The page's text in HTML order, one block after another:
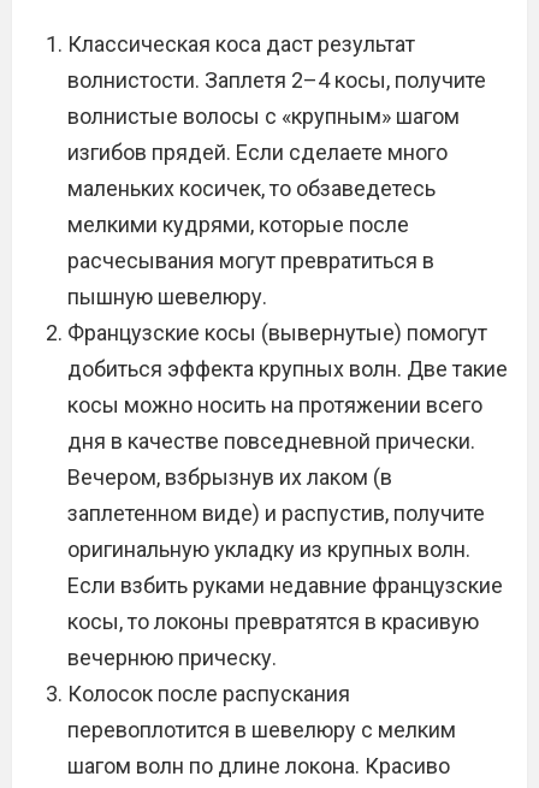
Классическая коса даст результат
волнистости. Заплетя 2–4 косы, получите
волнистые волосы с «крупным» шагом
изгибов прядей. Если сделаете много
маленьких косичек, то обзаведетесь
мелкими кудрями, которые после
расчесывания могут превратиться в
пышную шевелюру.
Французские косы (вывернутые) помогут
добиться эффекта крупных волн. Две такие
косы можно носить на протяжении всего
дня в качестве повседневной прически.
Вечером, взбрызнув их лаком (в
заплетенном виде) и распустив, получите
оригинальную укладку из крупных волн.
Если взбить руками недавние французские
косы, то локоны превратятся в красивую
вечернюю прическу.
Колосок после распускания
перевоплотится в шевелюру с мелким
шагом волн по длине локона. Красиво